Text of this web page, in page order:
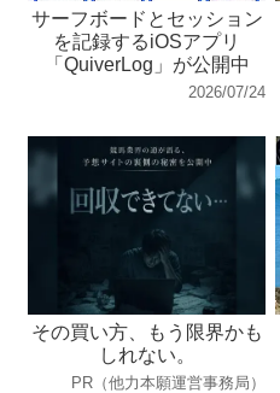
サーフボードとセッション
を記録するiOSアプリ
「QuiverLog」が公開中
2026/07/24
その買い方、もう限界かも
しれない。
PR（他力本願運営事務局）